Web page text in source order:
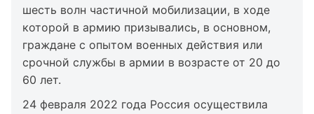
шесть волн частичной мобилизации, в ходе
которой в армию призывались, в основном,
граждане с опытом военных действия или
срочной службы в армии в возрасте от 20 до
60 лет.
24 февраля 2022 года Россия осуществила